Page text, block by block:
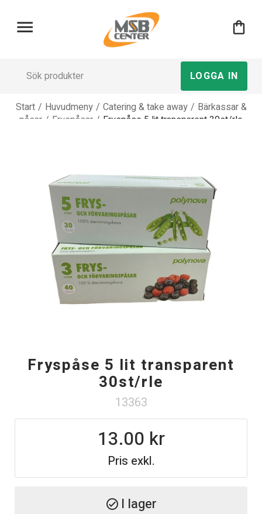
menu shopping_bag
LOGGA IN
Start / Huvudmeny / Catering & take away / Bärkassar &
påsar / Fryspåsar / Fryspåse 5 lit transparent 30st/rle
Fryspåse 5 lit transparent
30st/rle
13363
Pris exkl.
13.00
check_circle I lager